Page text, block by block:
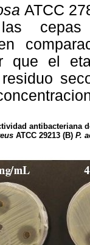
ATCC
cepas
que el
antibacteriana
ATCC 29213 (B) P.